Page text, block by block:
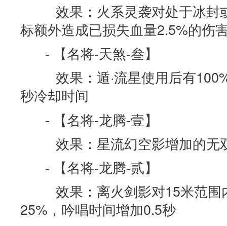
效果：火系灵袭对处于冰封
标额外造成已损失血量2.5%的伤
- 【名将-天煞-叁】
效果：遁·流星使用后有
秒冷却时间
- 【名将-龙腾-壹】
效果：星流幻空影增加的无
- 【名将-龙腾-贰】
效果：离火剑影对15米范围
25%，吟唱时间增加0.5秒